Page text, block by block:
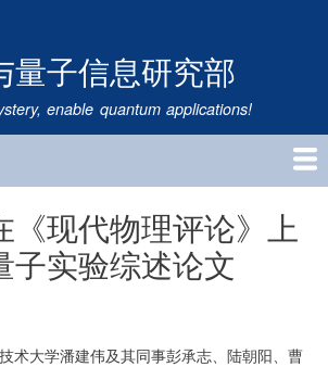
到
主
要
内
量子信息研究部
enable quantum applications!
《现代物理评论》上
子实验综述论文
大学潘建伟及其同事彭承志、陆朝阳、曹